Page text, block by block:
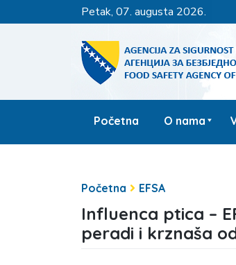
petak, 07. augusta 2026.
Početna O nama
Početna EFSA
Influenca ptica –
peradi i krznaša